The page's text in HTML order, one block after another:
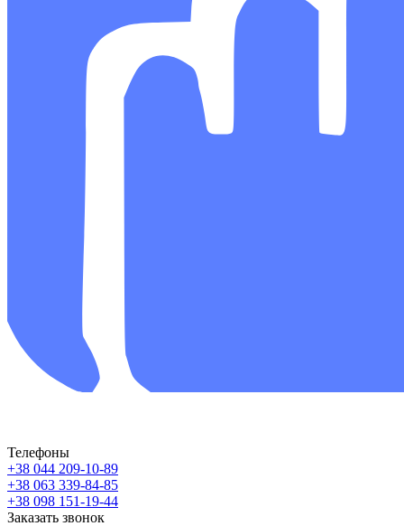
Телефоны
+38 044 209-10-89
+38 063 339-84-85
+38 098 151-19-44
Заказать звонок